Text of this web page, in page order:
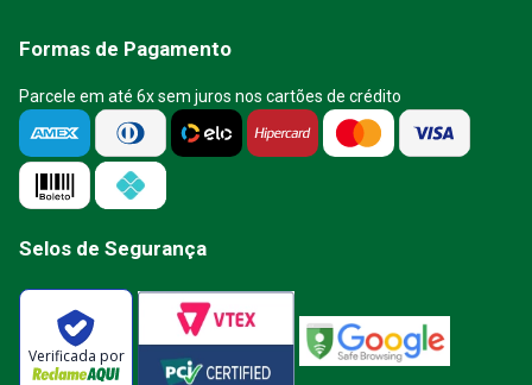
Formas de Pagamento
Parcele em até 6x sem juros nos cartões de crédito
Selos de Segurança
Verificada por